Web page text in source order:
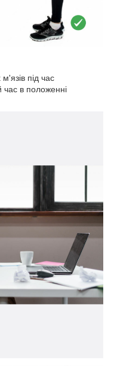
під час
час в положенні